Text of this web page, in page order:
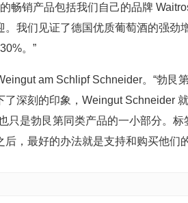
畅销产品包括我们自己的品牌
。我们见证了德国优质葡萄酒的强劲
。”
am Schlipf Schneider。“勃艮
深刻的印象，Weingut Schneider
只是勃艮第同类产品的一小部分。
，最好的办法就是支持和购买他们